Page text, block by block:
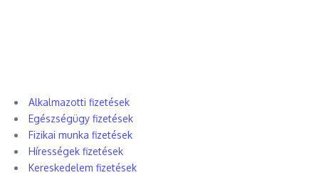
Alkalmazotti fizetések
Egészségügy fizetések
Fizikai munka fizetések
Hírességek fizetések
Kereskedelem fizetések